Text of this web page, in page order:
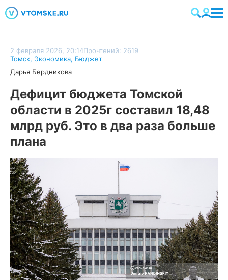
2 февраля 2026, 20:14Прочтений: 2619
Томск, Экономика, Бюджет
Дарья Бердникова
Дефицит бюджета Томской
области в 2025г составил 18,48
млрд руб. Это в два раза больше
плана